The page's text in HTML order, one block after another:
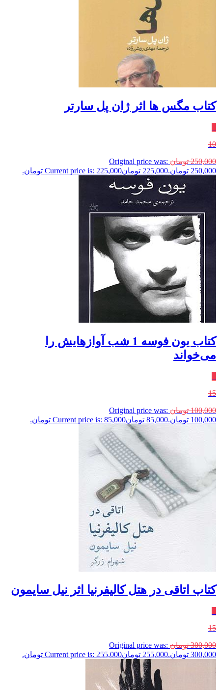
کتاب مگس ها اثر ژان پل سارتر
10
250,000 تومان Original price was:
250,000 تومان.
225,000 تومانCurrent price is: 225,000 تومان.
کتاب یون فوسه 1 شب آوازهایش را
می‌خواند
15
100,000 تومان Original price was:
100,000 تومان.
85,000 تومانCurrent price is: 85,000 تومان.
کتاب اتاقی در هتل کالیفرنیا اثر نیل سایمون
15
300,000 تومان Original price was:
300,000 تومان.
255,000 تومانCurrent price is: 255,000 تومان.